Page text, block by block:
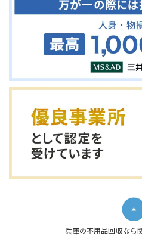
兵庫の不用品回収なら